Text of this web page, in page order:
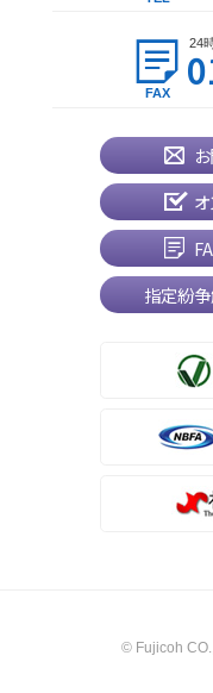
24
指定紛争
© Fujicoh